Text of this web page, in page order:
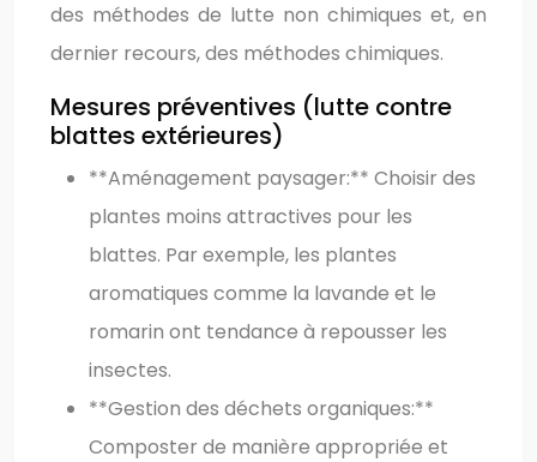
des méthodes de lutte non chimiques et, en
dernier recours, des méthodes chimiques.
Mesures préventives (lutte contre
blattes extérieures)
**Aménagement paysager:** Choisir des
plantes moins attractives pour les
blattes. Par exemple, les plantes
aromatiques comme la lavande et le
romarin ont tendance à repousser les
insectes.
**Gestion des déchets organiques:**
Composter de manière appropriée et